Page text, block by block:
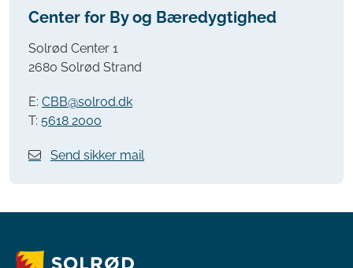
Center for By og Bæredygtighed
Solrød Center 1
2680 Solrød Strand
E: CBB@solrod.dk
T: 5618 2000
Send sikker mail